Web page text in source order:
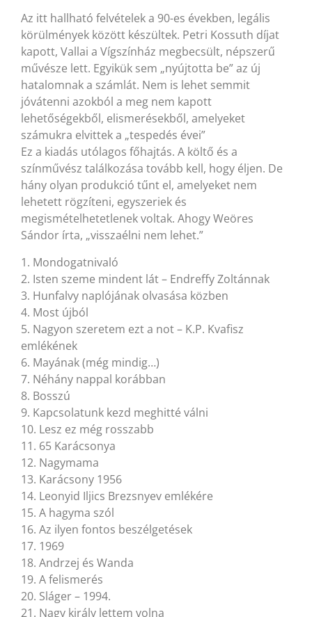
Az itt hallható felvételek a 90-es években, legális
körülmények között készültek. Petri Kossuth díjat
kapott, Vallai a Vígszínház megbecsült, népszerű
művésze lett. Egyikük sem „nyújtotta be” az új
hatalomnak a számlát. Nem is lehet semmit
jóvátenni azokból a meg nem kapott
lehetőségekből, elismerésekből, amelyeket
számukra elvittek a „tespedés évei”
Ez a kiadás utólagos főhajtás. A költő és a
színművész találkozása tovább kell, hogy éljen. De
hány olyan produkció tűnt el, amelyeket nem
lehetett rögzíteni, egyszeriek és
megismételhetetlenek voltak. Ahogy Weöres
Sándor írta, „visszaélni nem lehet.”
1. Mondogatnivaló
2. Isten szeme mindent lát – Endreffy Zoltánnak
3. Hunfalvy naplójának olvasása közben
4. Most újból
5. Nagyon szeretem ezt a not – K.P. Kvafisz
emlékének
6. Mayának (még mindig…)
7. Néhány nappal korábban
8. Bosszú
9. Kapcsolatunk kezd meghitté válni
10. Lesz ez még rosszabb
11. 65 Karácsonya
12. Nagymama
13. Karácsony 1956
14. Leonyid Iljics Brezsnyev emlékére
15. A hagyma szól
16. Az ilyen fontos beszélgetések
17. 1969
18. Andrzej és Wanda
19. A felismerés
20. Sláger – 1994.
21. Nagy király lettem volna